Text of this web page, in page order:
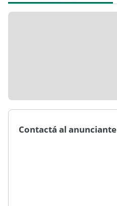
Contactá al anunciante